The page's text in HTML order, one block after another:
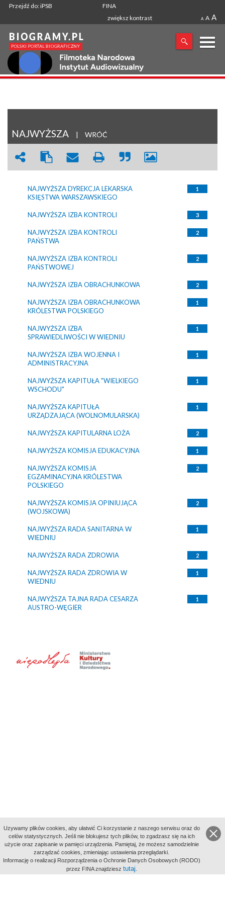
Przejdź do: iPSB
FINA
zwiększ kontrast
A A A
X
NAJWYŻSZA | WRÓĆ
NAJWYŻSZA DYREKCJA LEKARSKA
KSIĘSTWA WARSZAWSKIEGO
1
NAJWYŻSZA IZBA KONTROLI 3
NAJWYŻSZA IZBA KONTROLI
PAŃSTWA
2
NAJWYŻSZA IZBA KONTROLI
PAŃSTWOWEJ
2
NAJWYŻSZA IZBA OBRACHUNKOWA 2
NAJWYŻSZA IZBA OBRACHUNKOWA
KRÓLESTWA POLSKIEGO
1
NAJWYŻSZA IZBA
SPRAWIEDLIWOŚCI W WIEDNIU
1
NAJWYŻSZA IZBA WOJENNA I
ADMINISTRACYJNA
1
NAJWYŻSZA KAPITUŁA "WIELKIEGO
WSCHODU"
1
NAJWYŻSZA KAPITUŁA
URZĄDZAJĄCA (WOLNOMULARSKA)
1
NAJWYŻSZA KAPITULARNA LOŻA 2
NAJWYŻSZA KOMISJA EDUKACYJNA 1
NAJWYŻSZA KOMISJA
EGZAMINACYJNA KRÓLESTWA
POLSKIEGO
2
NAJWYŻSZA KOMISJA OPINIUJĄCA
(WOJSKOWA)
2
NAJWYŻSZA RADA SANITARNA W
WIEDNIU
1
NAJWYŻSZA RADA ZDROWIA 2
NAJWYŻSZA RADA ZDROWIA W
WIEDNIU
1
NAJWYŻSZA TAJNA RADA CESARZA
AUSTRO-WĘGIER
1
aktywności
Uzywamy plików cookies, aby ułatwić Ci korzystanie z naszego serwisu oraz do
celów statystycznych. Jeśli nie blokujesz tych plików, to zgadzasz się na ich
użycie oraz zapisanie w pamięci urządzenia. Pamiętaj, że możesz samodzielnie
zarządzać cookies, zmieniając ustawienia przeglądarki.
Informację o realizacji Rozporządzenia o Ochronie Danych Osobowych (RODO)
przez FINA znajdziesz tutaj